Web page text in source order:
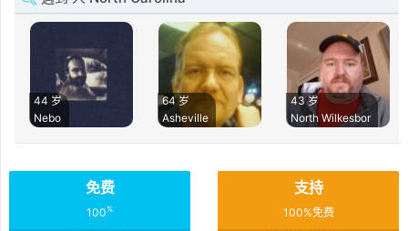
44 岁
Nebo
64 岁
Asheville
43 岁
North Wilkesbor
免费
100%
支持
100%免费